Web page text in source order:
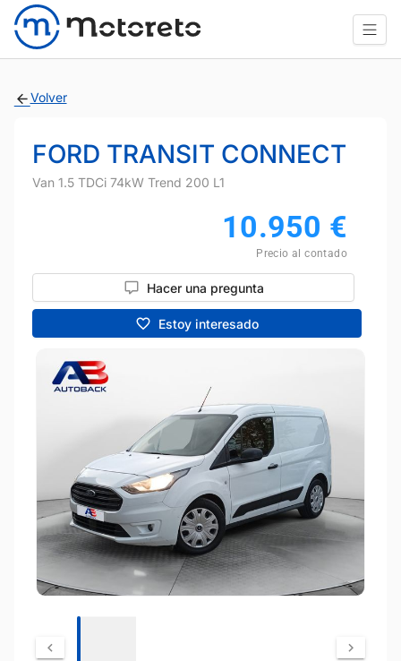
Volver
FORD TRANSIT CONNECT
Van 1.5 TDCi 74kW Trend 200 L1
10.950 €
Precio al contado
Hacer una pregunta
Estoy interesado